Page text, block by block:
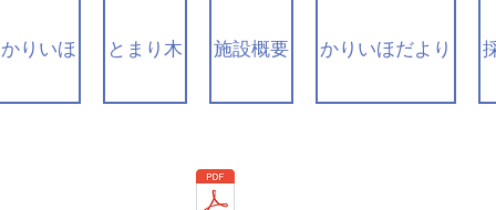
かりいほ とまり木 施設概要 かりいほだより